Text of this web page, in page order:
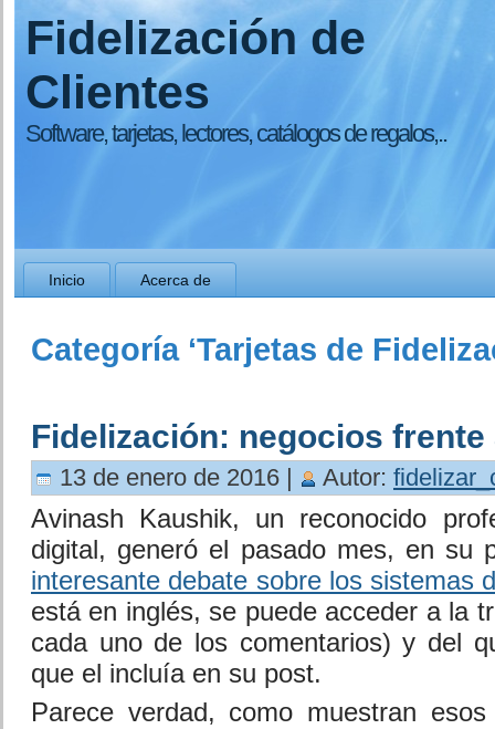
Fidelización de
Clientes
Software, tarjetas, lectores, catálogos de regalos,..
Inicio Acerca de
Categoría ‘Tarjetas de
Fidelización: negocios
13 de enero de 2016 | Autor:
Avinash Kaushik, un reconocido
digital, generó el pasado mes, en su
interesante debate sobre los sistemas
está en inglés, se puede acceder a la
cada uno de los comentarios) y del
que el incluía en su post.
Parece verdad, como muestran